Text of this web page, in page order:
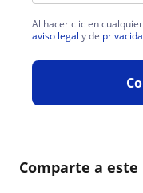
Comparte a
Al hacer clic en
aviso legal y de